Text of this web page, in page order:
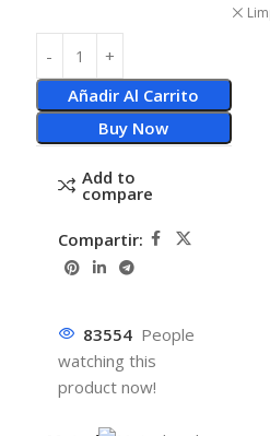
Añadir Al Carrito
Buy Now
Add to
compare
Compartir:
83554 People
watching this
product now!